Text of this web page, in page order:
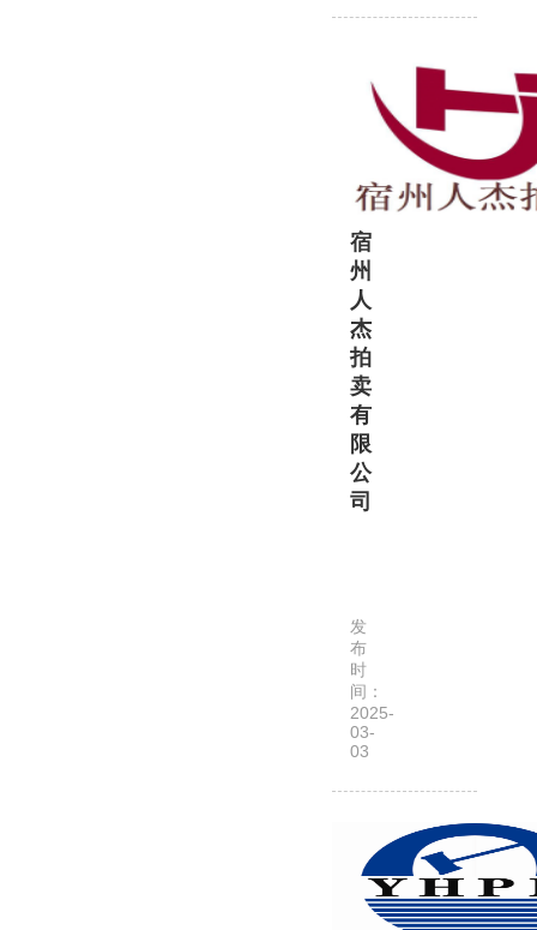
务
厅
批
准
成
立
的
一
家
综
合
拍
现
为
中
国
拍…
宿
州
人
杰
拍
卖
有
限
公
司
杰
拍
卖
有
限
经
安
发
布
时
间：
2025-
03-
03